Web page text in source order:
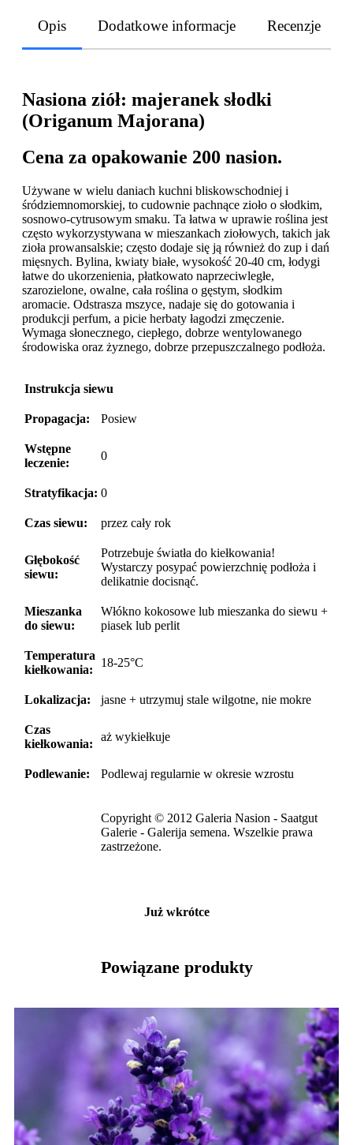
Opis Dodatkowe informacje Recenzje
Nasiona ziół: majeranek słodki
(Origanum Majorana)
Cena za opakowanie 200 nasion.
Używane w wielu daniach kuchni bliskowschodniej i
śródziemnomorskiej, to cudownie pachnące zioło o słodkim,
sosnowo-cytrusowym smaku. Ta łatwa w uprawie roślina jest
często wykorzystywana w mieszankach ziołowych, takich jak
zioła prowansalskie; często dodaje się ją również do zup i dań
mięsnych. Bylina, kwiaty białe, wysokość 20-40 cm, łodygi
łatwe do ukorzenienia, płatkowato naprzeciwległe,
szarozielone, owalne, cała roślina o gęstym, słodkim
aromacie. Odstrasza mszyce, nadaje się do gotowania i
produkcji perfum, a picie herbaty łagodzi zmęczenie.
Wymaga słonecznego, ciepłego, dobrze wentylowanego
środowiska oraz żyznego, dobrze przepuszczalnego podłoża.
Instrukcja siewu
Propagacja: Posiew
Wstępne
leczenie:
0
Stratyfikacja: 0
Czas siewu: przez cały rok
Głębokość
siewu:
Potrzebuje światła do kiełkowania!
Wystarczy posypać powierzchnię podłoża i
delikatnie docisnąć.
Mieszanka
do siewu:
Włókno kokosowe lub mieszanka do siewu +
piasek lub perlit
Temperatura
kiełkowania:
18-25°C
Lokalizacja: jasne + utrzymuj stale wilgotne, nie mokre
Czas
kiełkowania:
aż wykiełkuje
Podlewanie: Podlewaj regularnie w okresie wzrostu
Copyright © 2012 Galeria Nasion - Saatgut
Galerie - Galerija semena. Wszelkie prawa
zastrzeżone.
Już wkrótce
Powiązane produkty